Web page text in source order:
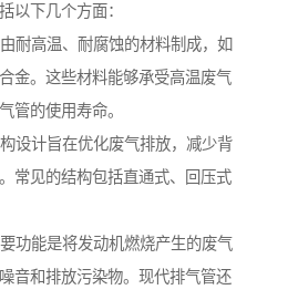
以下几个方面：
耐高温、耐腐蚀的材料制成，如
金。这些材料能够承受高温废气
管的使用寿命。
设计旨在优化废气排放，减少背
常见的结构包括直通式、回压式
功能是将发动机燃烧产生的废气
音和排放污染物。现代排气管还